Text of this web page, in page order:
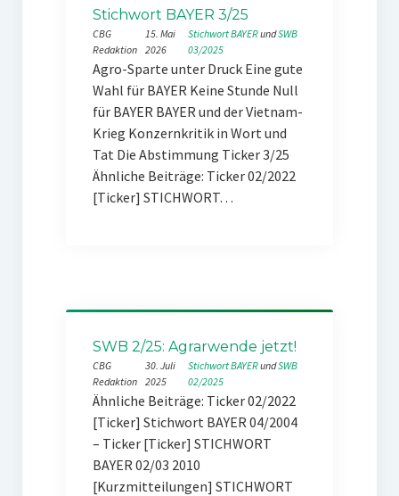
Stichwort BAYER 3/25
CBG
Redaktion
15. Mai
2026
Stichwort BAYER und SWB
03/2025
Agro-Sparte unter Druck Eine gute
Wahl für BAYER Keine Stunde Null
für BAYER BAYER und der Vietnam-
Krieg Konzernkritik in Wort und
Tat Die Abstimmung Ticker 3/25
Ähnliche Beiträge: Ticker 02/2022
[Ticker] STICHWORT…
SWB 2/25: Agrarwende jetzt!
CBG
Redaktion
30. Juli
2025
Stichwort BAYER und SWB
02/2025
Ähnliche Beiträge: Ticker 02/2022
[Ticker] Stichwort BAYER 04/2004
– Ticker [Ticker] STICHWORT
BAYER 02/03 2010
[Kurzmitteilungen] STICHWORT